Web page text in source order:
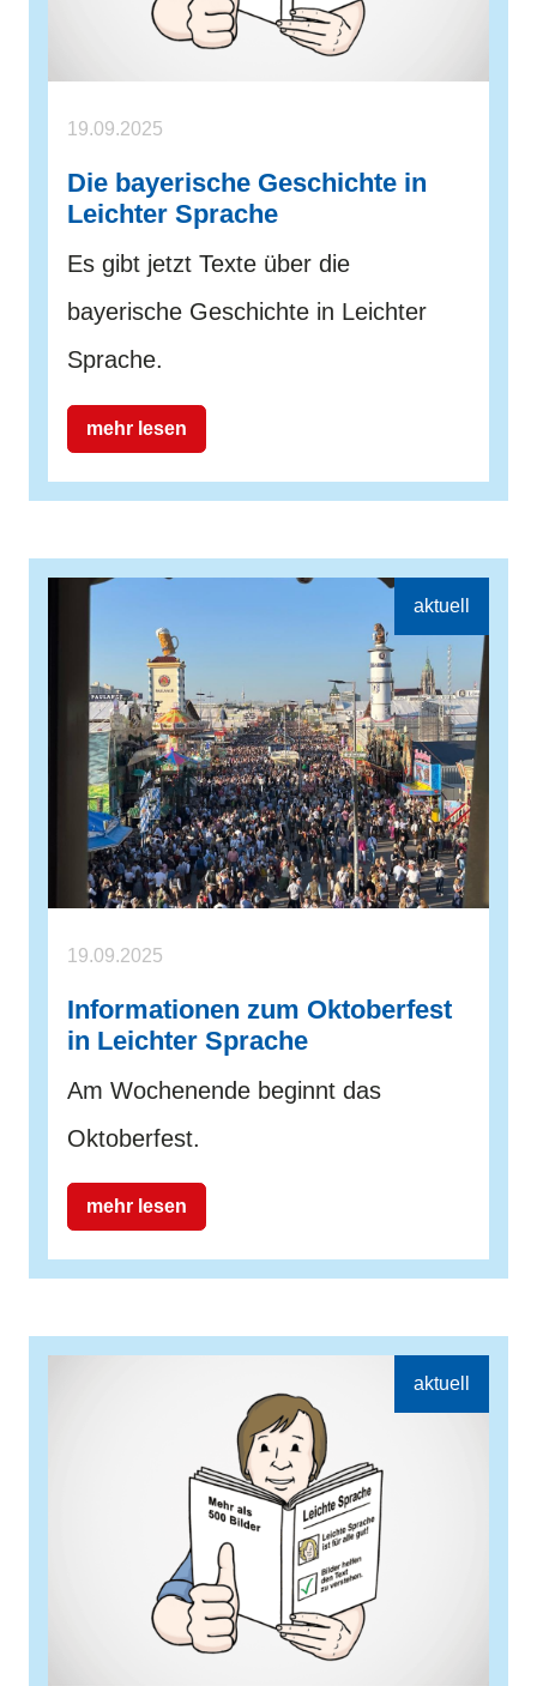
19.09.2025
Die bayerische Geschichte in
Leichter Sprache
Es gibt jetzt Texte über die
bayerische Geschichte in Leichter
Sprache.
mehr lesen
19.09.2025
Informationen zum Oktoberfest
in Leichter Sprache
Am Wochenende beginnt das
Oktoberfest.
mehr lesen